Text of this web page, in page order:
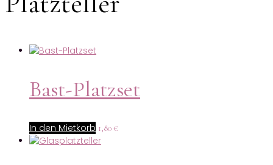
Bast-Platzset
In den Mietkorb 1,80 €